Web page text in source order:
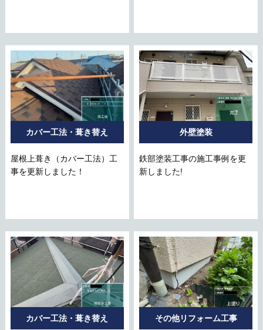
カバー工法・葺き替え
屋根上葺き（カバー工法）工
事を更新しました！
外壁塗装
鉄部塗装工事の施工事例を更
新しました!
カバー工法・葺き替え その他リフォーム工事